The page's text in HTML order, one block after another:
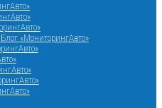
«МониторингАвто»